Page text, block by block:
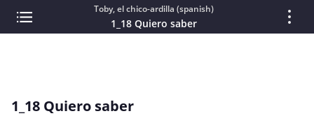
Toby, el chico-ardilla (spanish)
1_18 Quiero saber
1_18 Quiero saber